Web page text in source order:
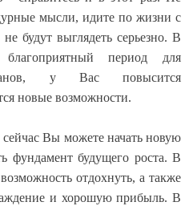
мысли, идите по жизни с
будут выглядеть серьезно. В
период для
у Вас повысится
новые возможности.
сейчас Вы можете начать новую
фундамент будущего роста. В
отдохнуть, а также
и хорошую прибыль. В